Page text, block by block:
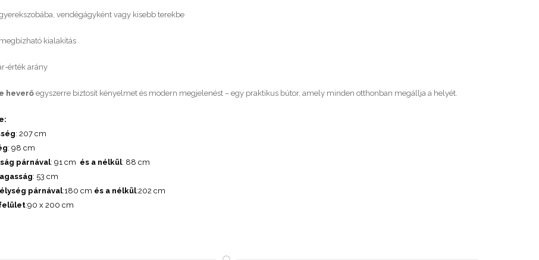
vendégágyként vagy kisebb terekbe
kialakítás
érték arány
heverőegyszerre biztosít kényelmet és modern megjelenést – egy praktikus bútor, amely minden otthonban megállja a helyét.
: 207 cm
: 98 cm
párnával: 91 cm és a nélkül: 88 cm
: 53 cm
párnával:180 cm és a nélkül:202 cm
:90 x 200 cm